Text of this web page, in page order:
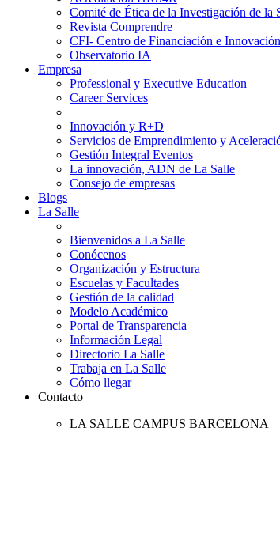
Comité de Ética de la Investigación de la
Revista Comprendre
CFI- Centro de Financiación e Innovación
Observatorio IA
Empresa
Professional y Executive Education
Career Services
Innovación y R+D
Servicios de Emprendimiento y
Gestión Integral Eventos
La innovación, ADN de La Salle
Consejo de empresas
Blogs
La Salle
Bienvenidos a La Salle
Conócenos
Organización y Estructura
Escuelas y Facultades
Gestión de la calidad
Modelo Académico
Portal de Transparencia
Información Legal
Directorio La Salle
Trabaja en La Salle
Cómo llegar
Contacto
LA SALLE CAMPUS BARCELONA